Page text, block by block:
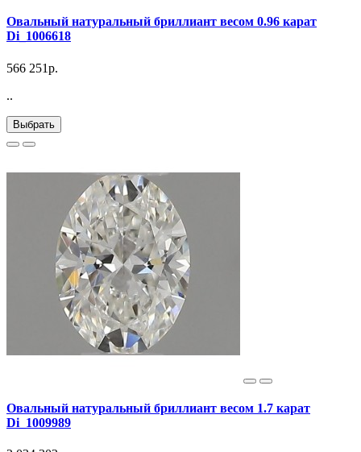
Овальный натуральный бриллиант весом 0.96 карат
Di_1006618
566 251р.
..
Выбрать
Овальный натуральный бриллиант весом 1.7 карат
Di_1009989